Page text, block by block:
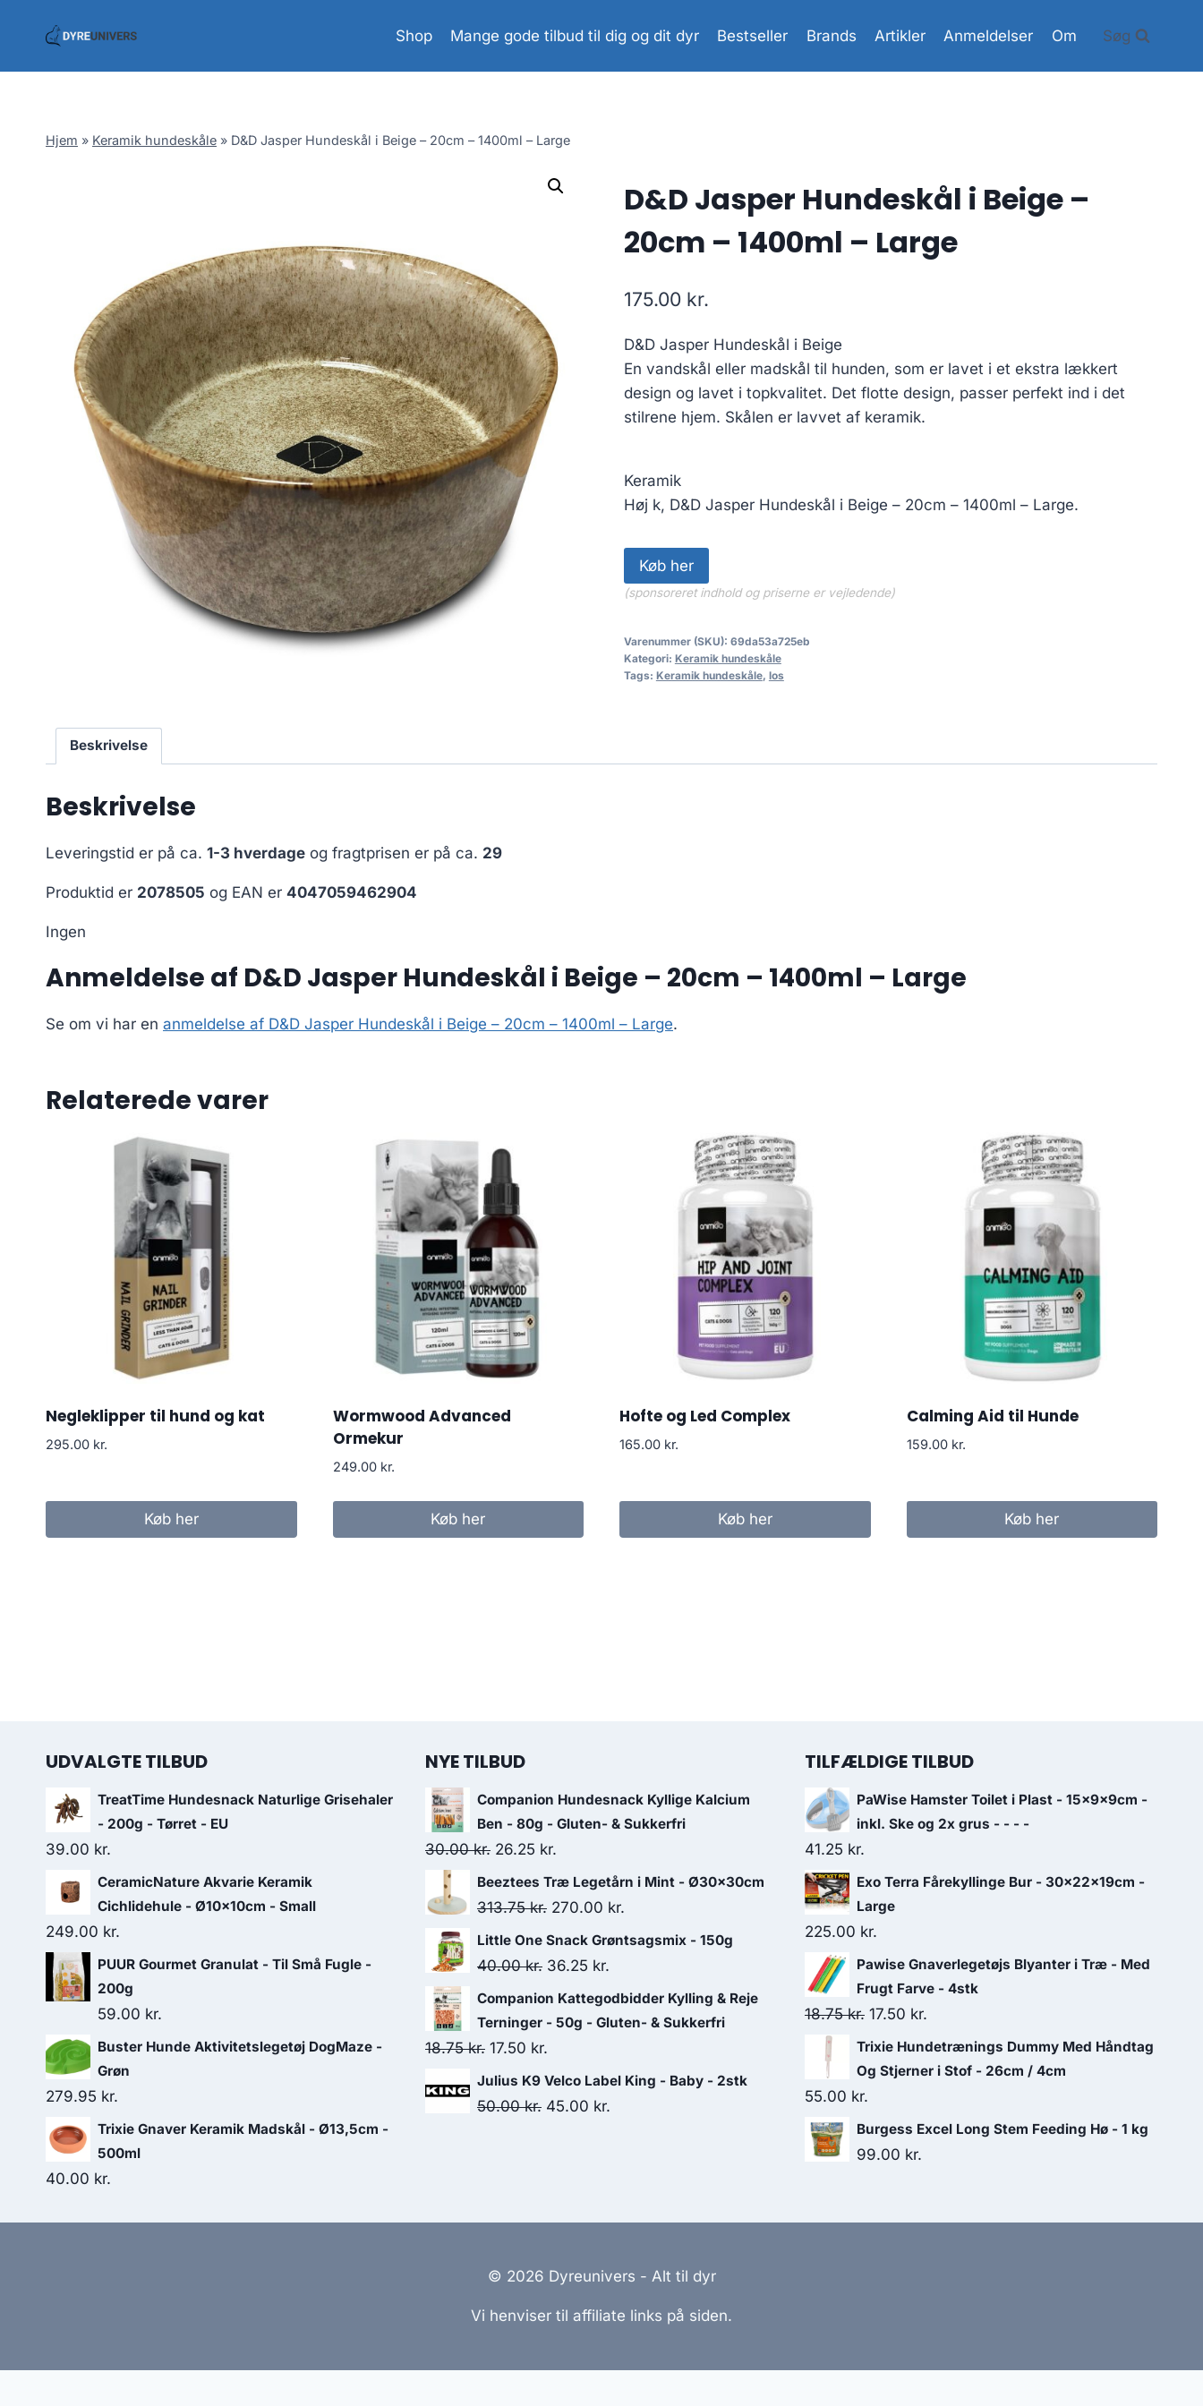
Shop Mange gode tilbud til dig og dit dyr Bestseller Brands Artikler Anmeldelser Om Søg
Hjem » Keramik hundeskåle » D&D Jasper Hundeskål i Beige – 20cm – 1400ml – Large
D&D Jasper Hundeskål i Beige –
20cm – 1400ml – Large
175.00 kr.
D&D Jasper Hundeskål i Beige
En vandskål eller madskål til hunden, som er lavet i et ekstra lækkert
design og lavet i topkvalitet. Det flotte design, passer perfekt ind i det
stilrene hjem. Skålen er lavvet af keramik.
Keramik
Høj k, D&D Jasper Hundeskål i Beige – 20cm – 1400ml – Large.
Køb her
(sponsoreret indhold og priserne er vejledende)
Varenummer (SKU): 69da53a725eb
Kategori: Keramik hundeskåle
Tags: Keramik hundeskåle, los
Beskrivelse
Beskrivelse
Leveringstid er på ca. 1-3 hverdage og fragtprisen er på ca. 29
Produktid er 2078505 og EAN er 4047059462904
Ingen
Anmeldelse af D&D Jasper Hundeskål i Beige – 20cm – 1400ml – Large
Se om vi har en anmeldelse af D&D Jasper Hundeskål i Beige – 20cm – 1400ml – Large.
Relaterede varer
Negleklipper til hund og kat
295.00 kr.
Køb her
Wormwood Advanced
Ormekur
249.00 kr.
Køb her
Hofte og Led Complex
165.00 kr.
Køb her
Calming Aid til Hunde
159.00 kr.
Køb her
UDVALGTE TILBUD
TreatTime Hundesnack Naturlige Grisehaler
- 200g - Tørret - EU
39.00 kr.
CeramicNature Akvarie Keramik
Cichlidehule - Ø10x10cm - Small
249.00 kr.
PUUR Gourmet Granulat - Til Små Fugle -
200g
59.00 kr.
Buster Hunde Aktivitetslegetøj DogMaze -
Grøn
279.95 kr.
Trixie Gnaver Keramik Madskål - Ø13,5cm -
500ml
40.00 kr.
NYE TILBUD
Companion Hundesnack Kyllige Kalcium
Ben - 80g - Gluten- & Sukkerfri
30.00kr. Den
oprindelige
pris
30.00 kr..
26.25 kr.
aktuelle
pris
26.25 kr..
Beeztees Træ Legetårn i Mint - Ø30x30cm
313.75kr. Den
oprindelige
pris
313.75 kr..
270.00 kr.
aktuelle
270.00 kr..
Little One Snack Grøntsagsmix - 150g
40.00kr. Den
oprindelige
pris
40.00 kr..
36.25 kr.
aktuelle
pris
36.25 kr..
Companion Kattegodbidder Kylling & Reje
Terninger - 50g - Gluten- & Sukkerfri
18.75kr. Den
oprindelige
pris
17.50 kr.
aktuelle
pris
Julius K9 Velco Label King - Baby - 2stk
50.00kr. Den
45.00 kr.
TILFÆLDIGE TILBUD
PaWise Hamster Toilet i Plast - 15x9x9cm -
inkl. Ske og 2x grus - - - -
41.25 kr.
Exo Terra Fårekyllinge Bur - 30x22x19cm -
Large
225.00 kr.
Pawise Gnaverlegetøjs Blyanter i Træ - Med
Frugt Farve - 4stk
18.75kr. Den
oprindelige
pris
18.75 kr..
17.50 kr.
aktuelle
pris
17.50 kr..
Trixie Hundetrænings Dummy Med Håndtag
Og Stjerner i Stof - 26cm / 4cm
55.00 kr.
Burgess Excel Long Stem Feeding Hø - 1 kg
99.00 kr.
© 2026 Dyreunivers - Alt til dyr
Vi henviser til affiliate links på siden.